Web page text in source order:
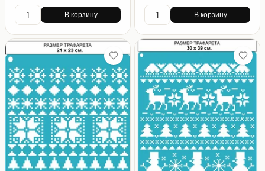
В корзину В корзину